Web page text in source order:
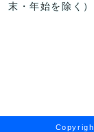
末・年始を除く）